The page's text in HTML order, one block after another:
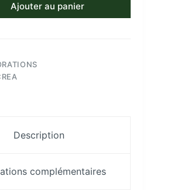
Ajouter au panier
Description
complémentaires